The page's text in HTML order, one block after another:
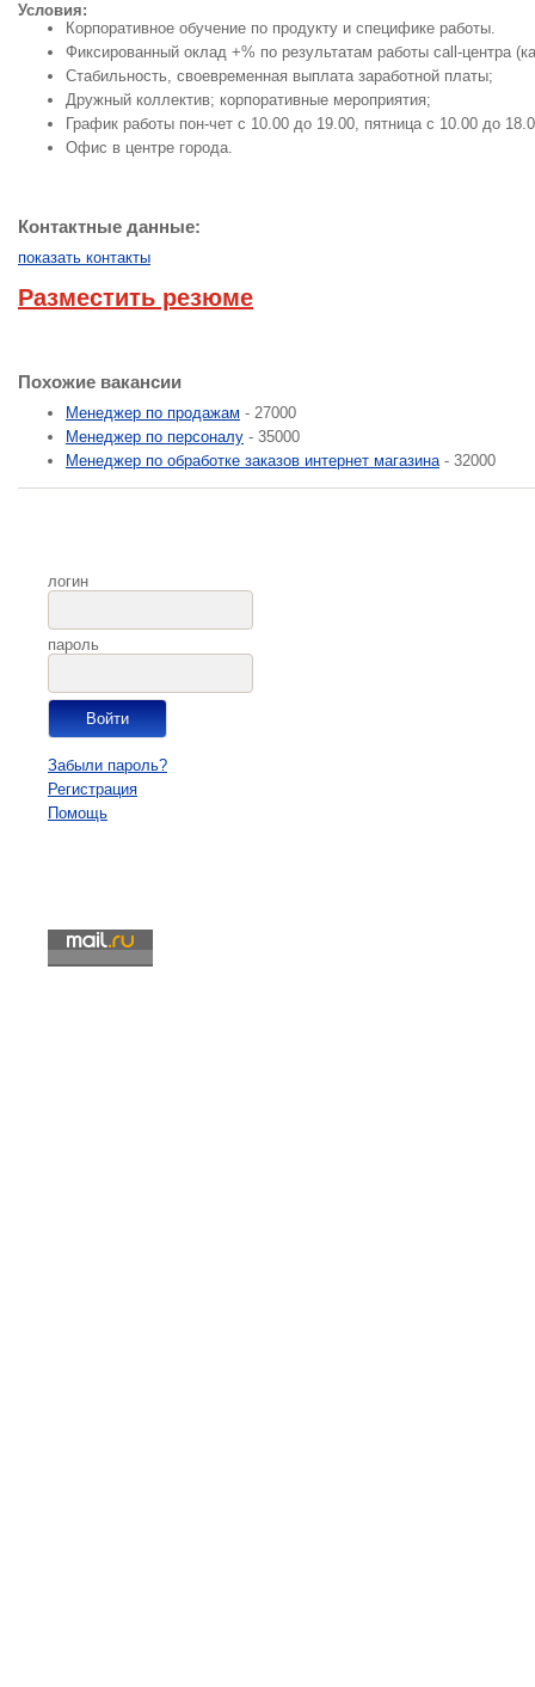
Условия:
Корпоративное обучение по продукту и специфике работы.
Фиксированный оклад +% по результатам работы call-центра
Стабильность, своевременная выплата заработной платы;
Дружный коллектив; корпоративные мероприятия;
График работы пон-чет с 10.00 до 19.00, пятница с 10.00 до
Офис в центре города.
Контактные данные:
показать контакты
Разместить резюме
Похожие вакансии
Менеджер по продажам - 27000
Менеджер по персоналу - 35000
Менеджер по обработке заказов интернет магазина- 32000
логин
пароль
Забыли пароль?
Регистрация
Помощь